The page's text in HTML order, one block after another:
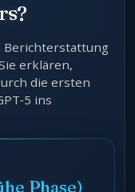
Berichterstattung
erklären,
die ersten
ins
Phase)